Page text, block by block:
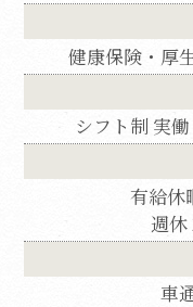
健康保険・厚
シフト制 実
有給休
週休
車